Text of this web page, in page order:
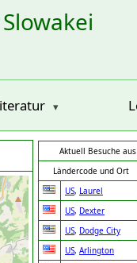
Aktuell Besuche
Ländercode und Ort
US, Laurel
US, Dexter
US, Dodge City
US, Arlington